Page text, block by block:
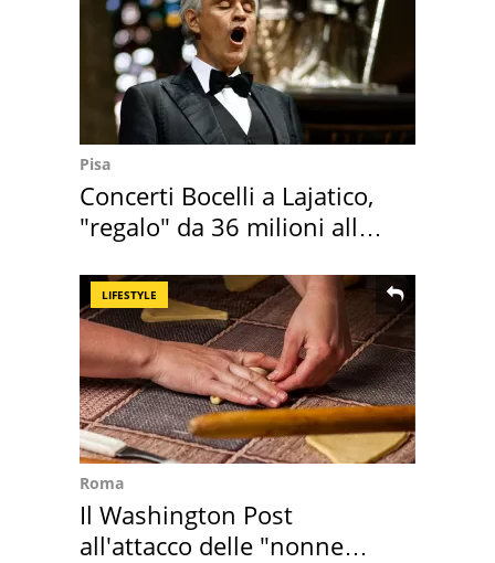
Pisa
Concerti Bocelli a Lajatico,
"regalo" da 36 milioni alla
LIFESTYLE
Roma
Il Washington Post
all'attacco delle "nonne